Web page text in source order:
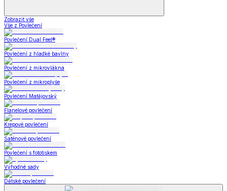
Zobrazit vše
Vše z Povlečení
Povlečení Dual Feel®
Povlečení z hladké bavlny
Povlečení z mikrovlákna
Povlečení z mikroplyše
Povlečení Matějovský
Flanelové povlečení
Krepové povlečení
Saténové povlečení
Povlečení s fototiskem
Výhodné sady
Dětské povlečení